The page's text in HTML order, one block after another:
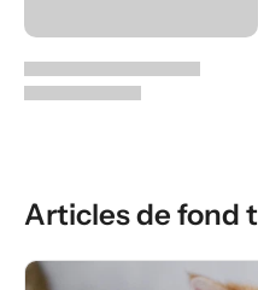
Articles de fond